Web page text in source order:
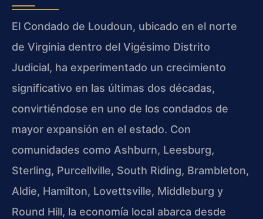
El Condado de Loudoun, ubicado en el norte
de Virginia dentro del Vigésimo Distrito
Judicial, ha experimentado un crecimiento
significativo en las últimas dos décadas,
convirtiéndose en uno de los condados de
mayor expansión en el estado. Con
comunidades como Ashburn, Leesburg,
Sterling, Purcellville, South Riding, Brambleton,
Aldie, Hamilton, Lovettsville, Middleburg y
Round Hill, la economía local abarca desde